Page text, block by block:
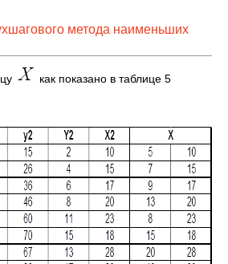
метода наименьших
как показано в таблице 5